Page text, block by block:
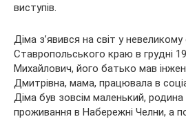
виступів.
Діма з’явився на світ у
Ставропольського краю в грудні
Михайлович, його батько мав
Дмитрівна, мама, працювала в
Діма був зовсім маленький, родина
проживання в Набережні Челни, а